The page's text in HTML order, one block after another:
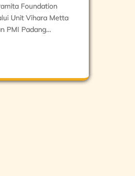
Foundation
Unit Vihara Metta
PMI Padang…